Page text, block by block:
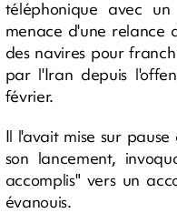
téléphonique avec
menace d'une relance
des navires pour
par l'Iran depuis
février.
Il l'avait mise sur
son lancement,
accomplis" vers un
évanouis.